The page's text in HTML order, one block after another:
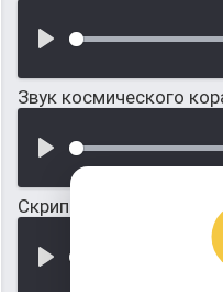
Звук космического
Скрип двери